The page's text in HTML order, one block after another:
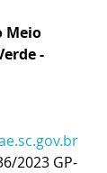
Meio
-
2023 GP-